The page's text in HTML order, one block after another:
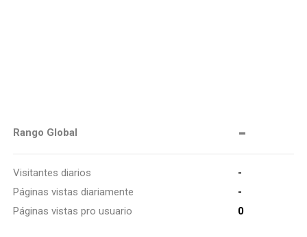
Rango Global -
Visitantes diarios
-
Páginas vistas diariamente
-
Páginas vistas pro usuario
0